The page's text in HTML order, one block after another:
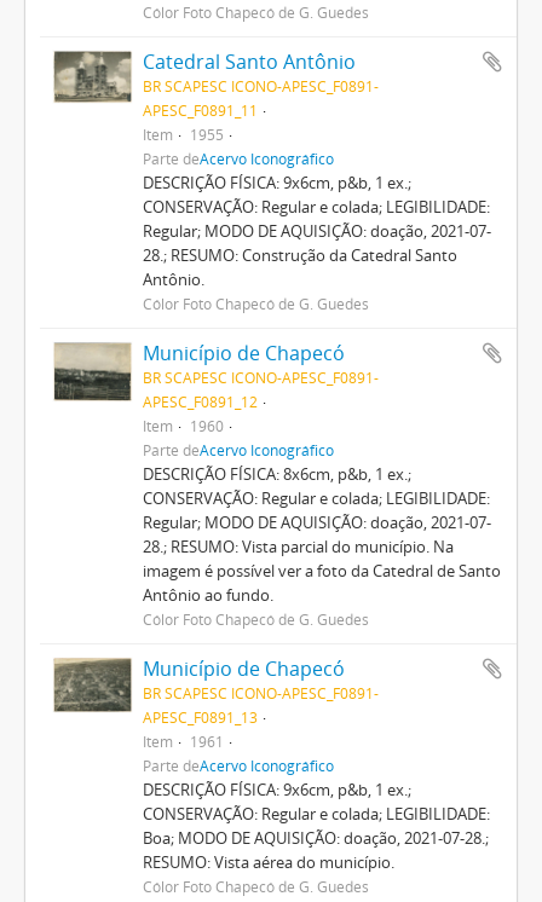
Cólor Foto Chapecó de G. Guedes
Catedral Santo Antônio
BR SCAPESC ICONO-APESC_F0891-
APESC_F0891_11
Item
1955
Parte deAcervo Iconográfico
DESCRIÇÃO FÍSICA: 9x6cm, p&b, 1 ex.;
CONSERVAÇÃO: Regular e colada; LEGIBILIDADE:
Regular; MODO DE AQUISIÇÃO: doação, 2021-07-
28.; RESUMO: Construção da Catedral Santo
Antônio.
Cólor Foto Chapecó de G. Guedes
Município de Chapecó
BR SCAPESC ICONO-APESC_F0891-
APESC_F0891_12
Item
1960
Parte deAcervo Iconográfico
DESCRIÇÃO FÍSICA: 8x6cm, p&b, 1 ex.;
CONSERVAÇÃO: Regular e colada; LEGIBILIDADE:
Regular; MODO DE AQUISIÇÃO: doação, 2021-07-
28.; RESUMO: Vista parcial do município. Na
imagem é possível ver a foto da Catedral de Santo
Antônio ao fundo.
Cólor Foto Chapecó de G. Guedes
Município de Chapecó
BR SCAPESC ICONO-APESC_F0891-
APESC_F0891_13
Item
1961
Parte deAcervo Iconográfico
DESCRIÇÃO FÍSICA: 9x6cm, p&b, 1 ex.;
CONSERVAÇÃO: Regular e colada; LEGIBILIDADE:
Boa; MODO DE AQUISIÇÃO: doação, 2021-07-28.;
RESUMO: Vista aérea do município.
Cólor Foto Chapecó de G. Guedes